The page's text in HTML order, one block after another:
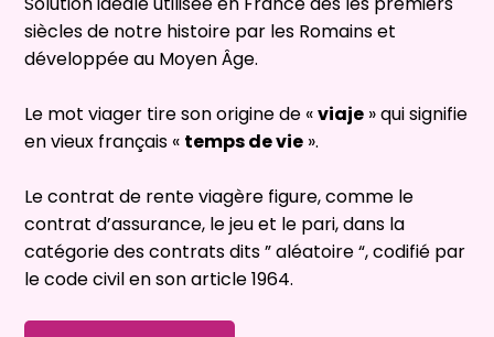
siècles de notre histoire par les Romains et
développée au Moyen Âge.
Le mot viager tire son origine de «viaje » qui signifie
en vieux français « temps de vie ».
Le contrat de rente viagère figure, comme le
contrat d’assurance, le jeu et le pari, dans la
catégorie des contrats dits ” aléatoire “, codifié par
le code civil en son article 1964.